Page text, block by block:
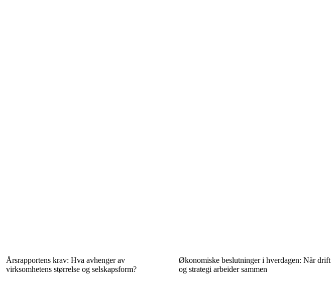
Årsrapportens krav: Hva avhenger av
virksomhetens størrelse og selskapsform?
Økonomiske beslutninger i hverdagen: Når drift
og strategi arbeider sammen